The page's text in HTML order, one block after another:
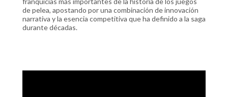
de pelea, apostando por una combinación de innovación
narrativa y la esencia competitiva que ha definido a la saga
durante décadas.